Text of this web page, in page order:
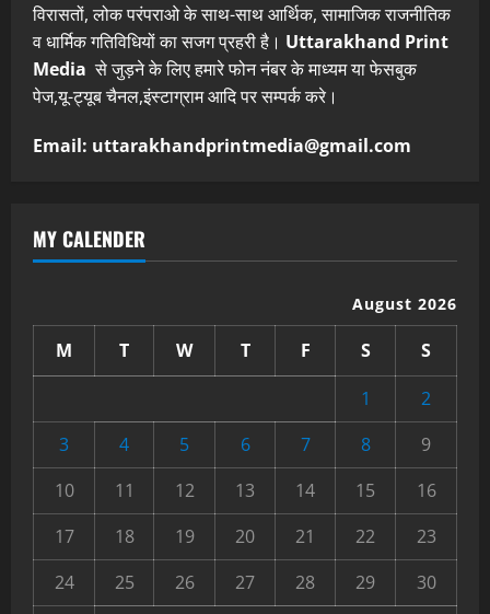
विरासतों, लोक परंपराओ के साथ-साथ आर्थिक, सामाजिक राजनीतिक
व धार्मिक गतिविधियों का सजग प्रहरी है। Uttarakhand Print
Media से जुड़ने के लिए हमारे फोन नंबर के माध्यम या फेसबुक
पेज,यू-ट्यूब चैनल,इंस्टाग्राम आदि पर सम्पर्क करे।
Email: uttarakhandprintmedia@gmail.com
MY CALENDER
August 2026
M T W T F S
S
1
2
3
4 5 6 7 8
9
10
11 12 13 14 15
16
17
18 19 20 21 22
23
24
25 26 27 28 29 30